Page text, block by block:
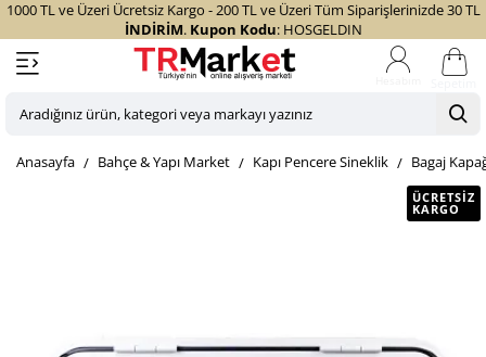
1000 TL ve Üzeri Ücretsiz Kargo - 200 TL ve Üzeri Tüm Siparişlerinizde 30 TL
İNDİRİM. Kupon Kodu: HOSGELDIN
Aradığınız
kategori
homeBahçe & Yapı Market Kapı Pencere Sineklik Bagaj
ÜCRETSIZ
KARGO